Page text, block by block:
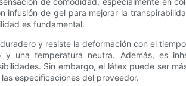
de gel para mejorar la
es fundamental.
y resiste la deformación con el
temperatura neutra. Además, es
Sin embargo, el látex puede ser
especificaciones del proveedor.